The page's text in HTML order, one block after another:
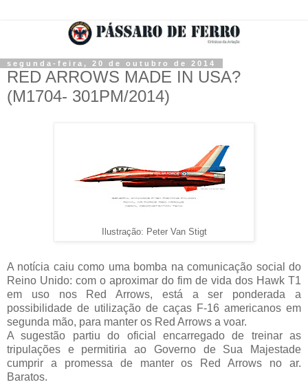
segunda-feira, 20 de outubro de 2014
RED ARROWS MADE IN USA?
(M1704- 301PM/2014)
Ilustração: Peter Van Stigt
A notícia caiu como uma bomba na comunicação social do
Reino Unido: com o aproximar do fim de vida dos Hawk T1
em uso nos Red Arrows, está a ser ponderada a
possibilidade de utilização de caças F-16 americanos em
segunda mão, para manter os Red Arrows a voar.
A sugestão partiu do oficial encarregado de treinar as
tripulações e permitiria ao Governo de Sua Majestade
cumprir a promessa de manter os Red Arrows no ar.
Baratos.